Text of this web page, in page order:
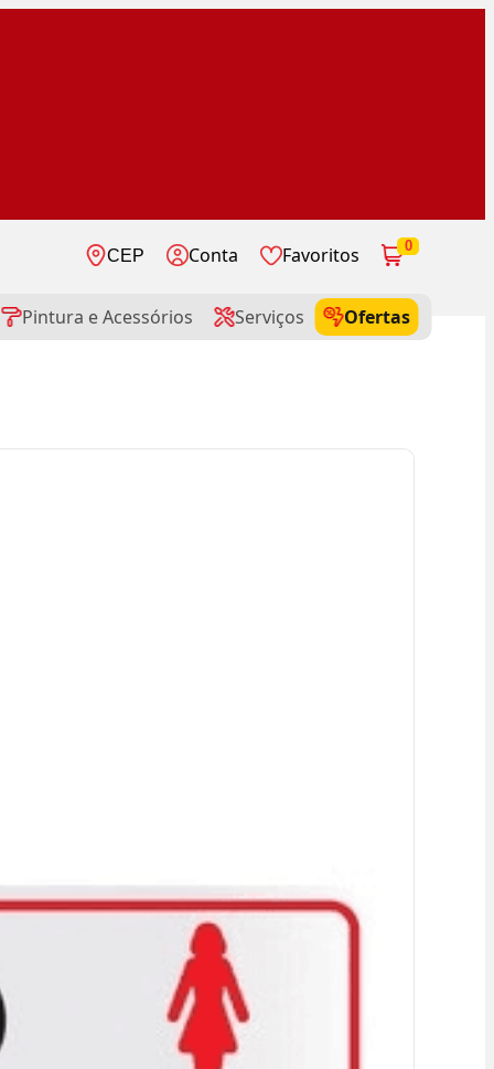
CEP Conta Favoritos 0
Pintura e Acessórios Serviços
Ofertas